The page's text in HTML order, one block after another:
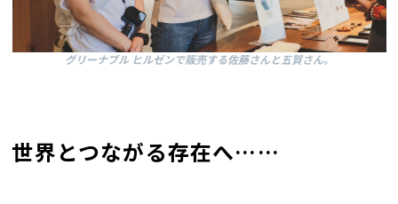
グリーナブル ヒルゼンで販売する佐藤さんと五賀さん。
世界とつながる存在へ……